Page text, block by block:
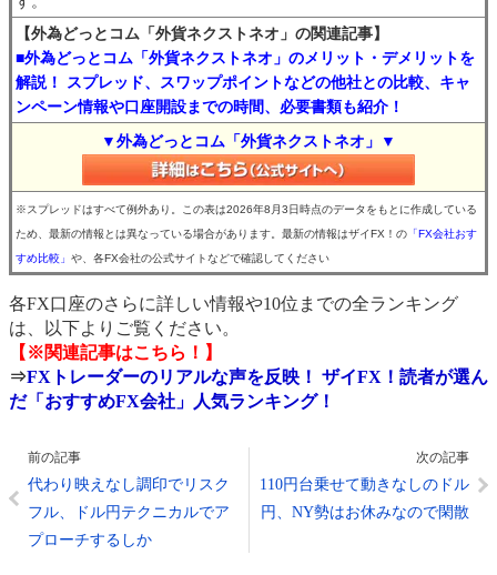
【外為どっとコム「外貨ネクストネオ」の関連記事】
■外為どっとコム「外貨ネクストネオ」のメリット・デメリットを
解説！ スプレッド、スワップポイントなどの他社との比較、キャ
ンペーン情報や口座開設までの時間、必要書類も紹介！
▼外為どっとコム「外貨ネクストネオ」▼
※スプレッドはすべて例外あり。この表は2026年8月3日時点のデータをもとに作成している
ため、最新の情報とは異なっている場合があります。最新の情報はザイFX！の 「FX会社おす
すめ比較」 や、各FX会社の公式サイトなどで確認してください
各FX口座のさらに詳しい情報や10位までの全ランキング
は、以下よりご覧ください。
【※関連記事はこちら！】
⇒FXトレーダーのリアルな声を反映！ ザイFX！読者が選ん
だ「おすすめFX会社」人気ランキング！
前の記事
代わり映えなし調印でリスク
フル、ドル円テクニカルでア
プローチするしか
次の記事
110円台乗せて動きなしのドル
円、NY勢はお休みなので閑散